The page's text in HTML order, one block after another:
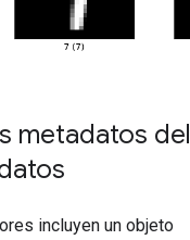
metadatos del
incluyen un objeto